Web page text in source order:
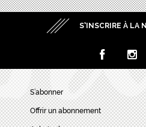
S’INSCRIRE À LA
S’abonner
Offrir un abonnement